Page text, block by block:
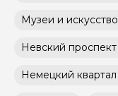
Музеи и искусство
Невский проспект
Немецкий квартал